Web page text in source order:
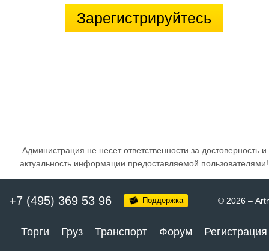
Зарегистрируйтесь
Администрация не несет ответственности за достоверность и
актуальность информации предоставляемой пользователями!
+7 (495) 369 53 96 Поддержка © 2026 –
Торги Груз Транспорт Форум Регистрация